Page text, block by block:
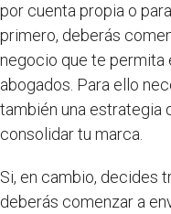
por cuenta propia o
primero, deberás
negocio que te permita
abogados. Para ello
también una estrategia
consolidar tu marca.
Si, en cambio, decides
deberás comenzar a